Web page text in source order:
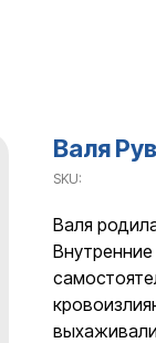
Валя
SKU:
Валя